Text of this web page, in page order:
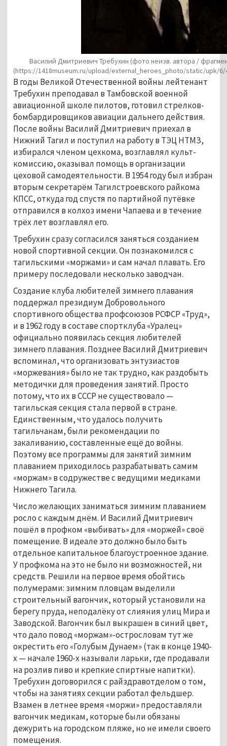
Василий Дмитриевич Требухин (фото неизв. автора /
(https://1418museum.ru/upload/external_heroes_photo/static/upk/6/
В годы Великой Отечественной войны лейтенант
Требухин преподавал в Тамбовской военной
авиационной школе пилотов, готовил стрелков-
бомбардировщиков авиации дальнего действия.
После войны Василий Дмитриевич приехал в
Нижний Тагил и поступил на работу в ТЭЦ НТМЗ,
избирался членом цехкома, возглавлял культ-
комиссию, оказывал помощь в организации
цеховой самодеятельности. В 1954 году был избран
вторым секретарём Тагилстроевского райкома
КПСС, откуда год спустя по партийной путёвке
отправился в колхоз имени Чапаева и в течение
трёх лет возглавлял его.
Требухин сразу согласился заняться созданием
новой спортивной секции. Он познакомился с
тагильскими «моржами» и сам начал плавать. Его
примеру последовали несколько заводчан.
Создание клуба любителей зимнего плавания
поддержал президиум Добровольного
спортивного общества профсоюзов РСФСР «Труд»,
и в 1962 году в составе спортклуба «Уралец»
официально появилась секция любителей
зимнего плавания. Позднее Василий Дмитриевич
вспоминал, что организовать энтузиастов
«моржевания» было не так трудно, как раздобыть
методички для проведения занятий. Просто
потому, что их в СССР не существовало —
тагильская секция стала первой в стране.
Единственным, что удалось получить
тагильчанам, были рекомендации по
закаливанию, составленные ещё до войны.
Поэтому все программы для занятий зимним
плаванием приходилось разрабатывать самим
«моржам» в содружестве с ведущими медиками
Нижнего Тагила.
Число желающих заниматься зимним плаванием
росло с каждым днём. И Василий Дмитриевич
пошёл в профком «выбивать» для «моржей» своё
помещение. В идеале это должно было быть
отдельное капитальное благоустроенное здание.
У профкома на это не было ни возможностей, ни
средств. Решили на первое время обойтись
полумерами: зимним пловцам выделили
строительный вагончик, который установили на
берегу пруда, неподалёку от слияния улиц Мира и
Заводской. Вагончик был выкрашен в синий цвет,
что дало повод «моржам»-острословам тут же
окрестить его «Голубым Дунаем» (так в конце 1940-
х — начале 1960-х называли ларьки, где продавали
на розлив пиво и крепкие спиртные напитки).
Требухин договорился с райздравотделом о том,
чтобы на занятиях секции работал фельдшер.
Взамен в летнее время «моржи» предоставляли
вагончик медикам, которые были обязаны
дежурить на городском пляже, но не имели своего
помещения.